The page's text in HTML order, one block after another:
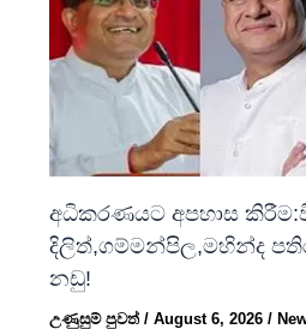
අධිකරණයට අපහාස
දිලිත්,ගම්මන්පිල,මහින්ද
නඩු!
උණුසුම් පුවත්/August 6, 2026/